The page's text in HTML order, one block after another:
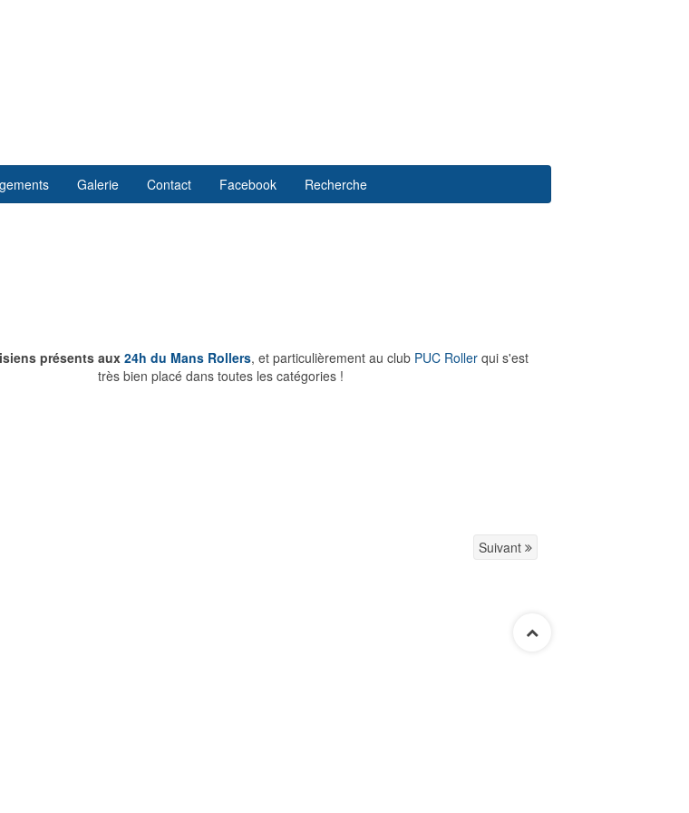
Galerie Contact Facebook Recherche
présents aux 24h du Mans Rollers, et particulièrement au club PUC Roller qui s'est
très bien placé dans toutes les catégories !
Suivant